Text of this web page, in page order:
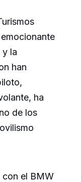
y la
han
ha
de los
con el BMW